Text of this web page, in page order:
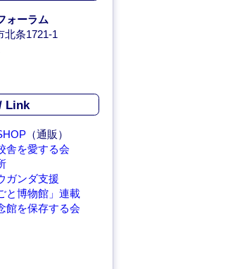
ォーラム
北条1721-1
Link
（通販）
舎を愛する会
ガンダ支援
と博物館」連載
館を保存する会